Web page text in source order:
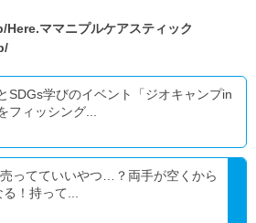
ママニプルケアスティック
SDGs学びのイベント「ジオキャンプin
フィッシング...
ってていいやつ…？両手が空くから
！持って...